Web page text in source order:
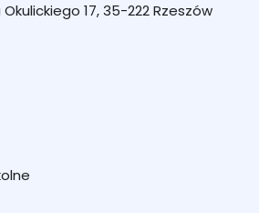
17, 35-222 Rzeszów